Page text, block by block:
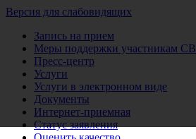
Версия для слабовидящих
Запись на прием
Меры поддержки участникам
Пресс-центр
Услуги
Услуги в электронном виде
Документы
Интернет-приемная
Статус заявления